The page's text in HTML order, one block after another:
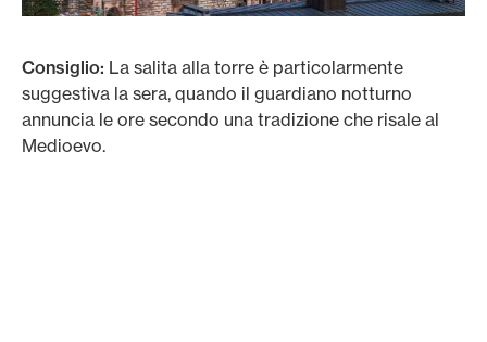
Consiglio: La salita alla torre è particolarmente
suggestiva la sera, quando il guardiano notturno
annuncia le ore secondo una tradizione che risale al
Medioevo.